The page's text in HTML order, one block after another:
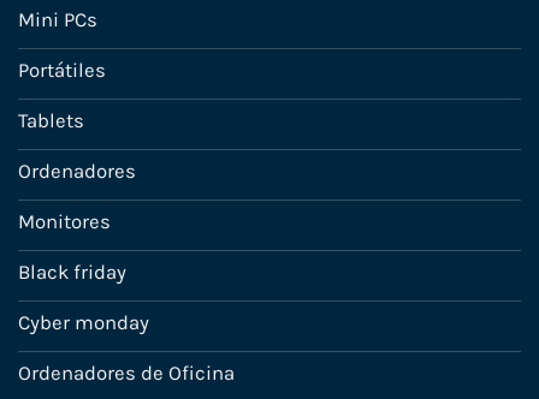
Mini PCs
Portátiles
Tablets
Ordenadores
Monitores
Black friday
Cyber monday
Ordenadores de Oficina